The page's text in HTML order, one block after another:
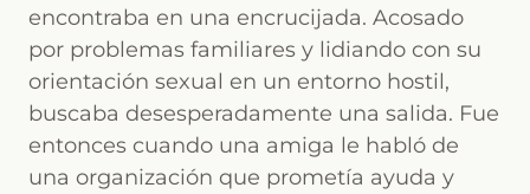
encontraba en una encrucijada. Acosado
por problemas familiares y lidiando con su
orientación sexual en un entorno hostil,
buscaba desesperadamente una salida. Fue
entonces cuando una amiga le habló de
una organización que prometía ayuda y